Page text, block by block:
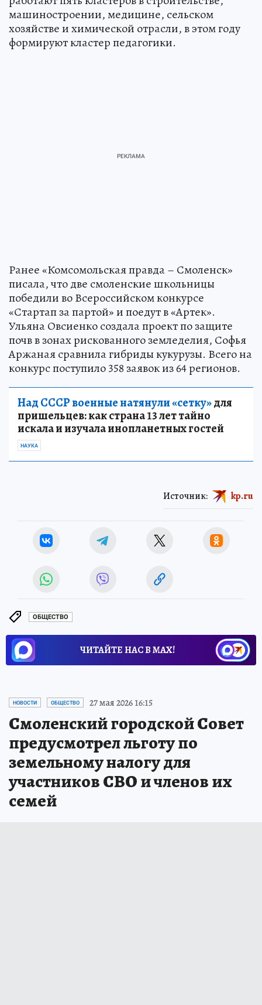
машиностроении, медицине, сельском
хозяйстве и химической отрасли, в этом году
формируют кластер педагогики.
Ранее «Комсомольская правда – Смоленск»
писала, что две смоленские школьницы
победили во Всероссийском конкурсе
«Стартап за партой» и поедут в «Артек».
Ульяна Овсиенко создала проект по защите
почв в зонах рискованного земледелия, Софья
Аржаная сравнила гибриды кукурузы. Всего на
конкурс поступило 358 заявок из 64 регионов.
Над СССР военные натянули «сетку»для
пришельцев: как страна 13 лет тайно
искала и изучала инопланетных гостей
НАУКА
Источник: kp.ru
ОБЩЕСТВО
ЧИТАЙТЕ НАС В МАХ!
НОВОСТИ ОБЩЕСТВО 27 мая 2026 16:15
Смоленский городской Совет
предусмотрел льготу по
земельному налогу для
участников СВО и членов их
семей